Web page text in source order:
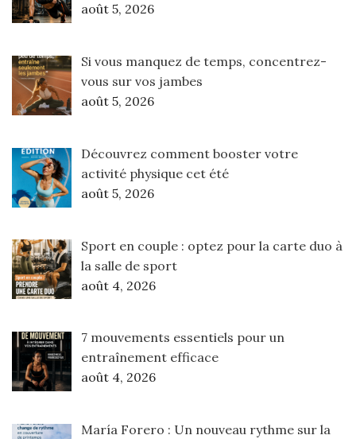
août 5, 2026
Si vous manquez de temps, concentrez-
vous sur vos jambes
août 5, 2026
Découvrez comment booster votre
activité physique cet été
août 5, 2026
Sport en couple : optez pour la carte duo à
la salle de sport
août 4, 2026
7 mouvements essentiels pour un
entraînement efficace
août 4, 2026
María Forero : Un nouveau rythme sur la